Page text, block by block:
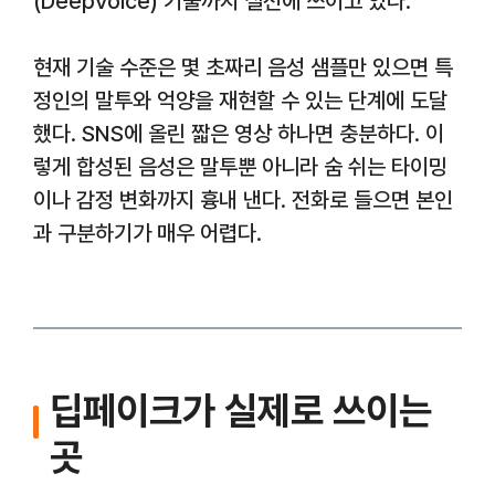
현재 기술 수준은 몇 초짜리 음성 샘플만 있으면 특
정인의 말투와 억양을 재현할 수 있는 단계에 도달
했다. SNS에 올린 짧은 영상 하나면 충분하다. 이
렇게 합성된 음성은 말투뿐 아니라 숨 쉬는 타이밍
이나 감정 변화까지 흉내 낸다. 전화로 들으면 본인
과 구분하기가 매우 어렵다.
딥페이크가 실제로 쓰이는
곳